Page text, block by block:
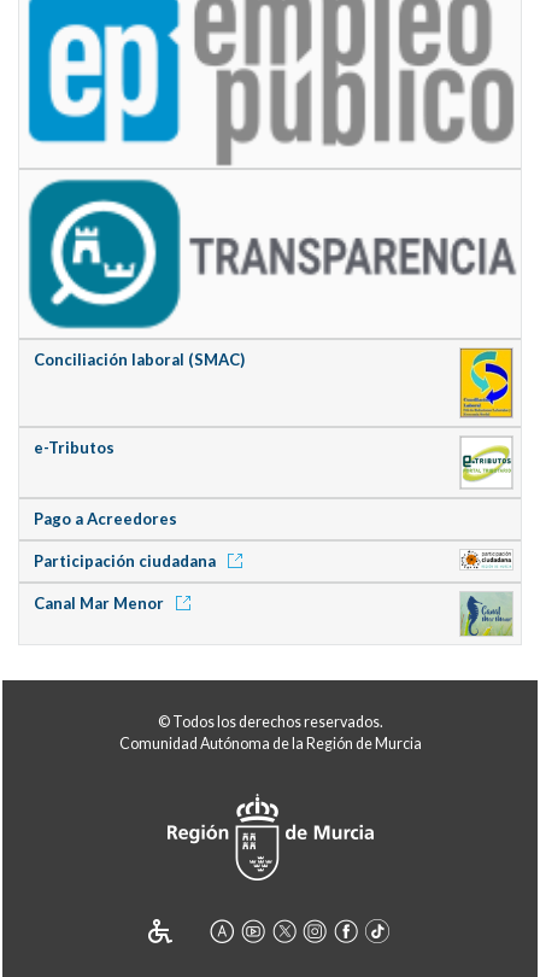
Conciliación laboral (SMAC)
e-Tributos
Pago a Acreedores
Participación ciudadana
Canal Mar Menor
© Todos los derechos reservados.
Comunidad Autónoma de la Región de Murcia